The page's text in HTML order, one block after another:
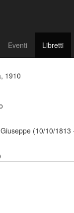
Eventi Libretti
1910
(10/10/